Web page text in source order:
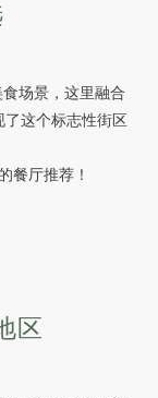
场景，这里融合
这个标志性街区
餐厅推荐！
区